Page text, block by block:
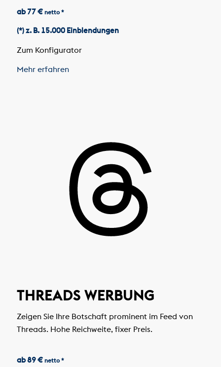
ab 77 € netto *
(*) z. B. 15.000 Einblendungen
Zum Konfigurator
Mehr erfahren
THREADS WERBUNG
Zeigen Sie Ihre Botschaft prominent im Feed von
Threads. Hohe Reichweite, fixer Preis.
ab 89 € netto *